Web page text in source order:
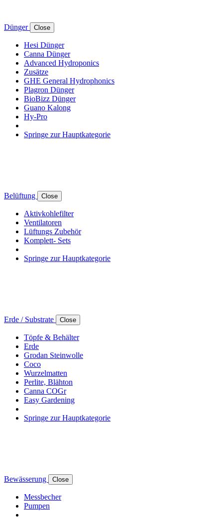
Dünger Close
Hesi Dünger
Canna Dünger
Advanced Hydroponics
Zusätze
GHE General Hydrophonics
Plagron Dünger
BioBizz Dünger
Guano Kalong
Hy-Pro
Springe zur Hauptkategorie
Belüftung Close
Aktivkohlefilter
Ventilatoren
Lüftungs Zubehör
Komplett- Sets
Springe zur Hauptkategorie
Erde / Substrate Close
Töpfe & Behälter
Erde
Grodan Steinwolle
Coco
Wurzelmatten
Perlite, Blähton
Canna COGr
Easy Gardening
Springe zur Hauptkategorie
Bewässerung Close
Messbecher
Pumpen